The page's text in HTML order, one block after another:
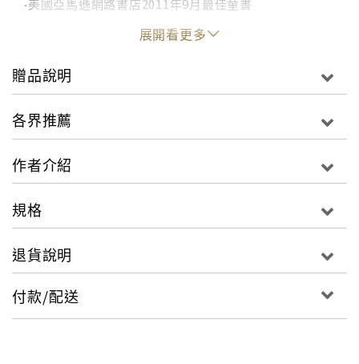
‧美國亞馬遜網路書店2011年9月最佳童書
‧入圍2011年美國好讀讀者票選好書獎
‧美國《紐約時報》、《華爾街日報》、「國家公共廣播
電台」、《出版人週刊》、《柯克思書評》、《書
單》、《學校圖書館期刊》重點推薦
誌》強力推薦
‧美國亞馬遜網路書店五顆星讀者書評篇數破百！
驚奇視覺，直觸人心！
‧作者布萊恩‧賽茲尼克另一部得獎作品已改編為奧斯卡強
片《雨果的冒險》！「我們都生活在溝渠裡，但仍有人
仰望星空」一道耀眼白光劃過天際，他失去了聽覺，
她築起夢中那個城市……
他的故事以文字娓娓道來，她的故事完全以插圖敘述
展開看更多
贈品說明
各界推薦
作者介紹
規格
退貨說明
付款/配送